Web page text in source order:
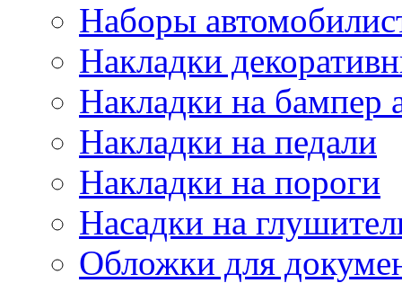
Наборы
Накладки
Накладки на бампер
Накладки на педали
Накладки на пороги
Насадки на
Обложки для